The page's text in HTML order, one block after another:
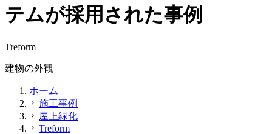
テムが採用された事例
Treform
建物の外観
ホーム
chevron_right 施工事例
chevron_right 屋上緑化
chevron_right Treform